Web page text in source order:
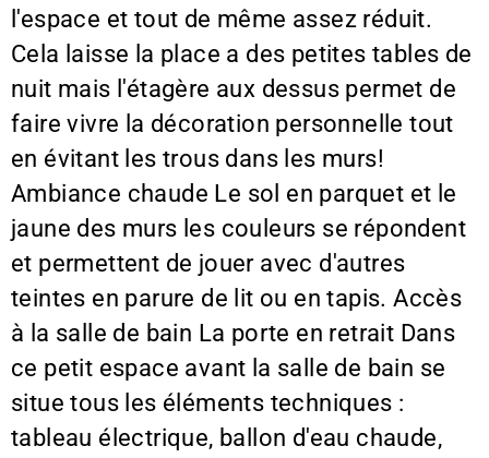
l'espace et tout de même assez réduit.
Cela laisse la place a des petites tables de
nuit mais l'étagère aux dessus permet de
faire vivre la décoration personnelle tout
en évitant les trous dans les murs!
Ambiance chaude Le sol en parquet et le
jaune des murs les couleurs se répondent
et permettent de jouer avec d'autres
teintes en parure de lit ou en tapis. Accès
à la salle de bain La porte en retrait Dans
ce petit espace avant la salle de bain se
situe tous les éléments techniques :
tableau électrique, ballon d'eau chaude,